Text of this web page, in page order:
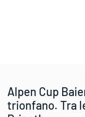
Alpen Cup
trionfano. Tra